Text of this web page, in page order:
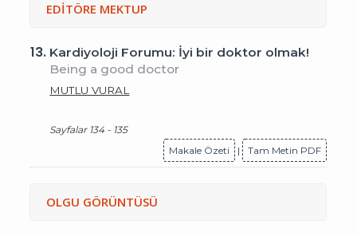
EDİTÖRE MEKTUP
13. Kardiyoloji Forumu: İyi bir doktor olmak!
Being a good doctor
MUTLU VURAL
Sayfalar 134 - 135
Makale Özeti
| Tam Metin PDF
OLGU GÖRÜNTÜSÜ